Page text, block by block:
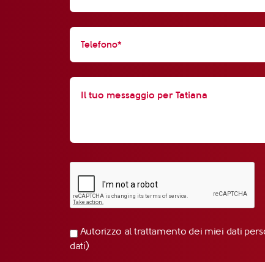
Autorizzo al trattamento dei miei dati
dati)